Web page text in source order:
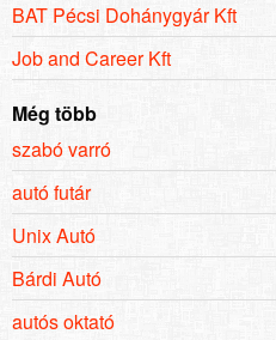
BAT Pécsi Dohánygyár Kft
Job and Career Kft
Még több
szabó varró
autó futár
Unix Autó
Bárdi Autó
autós oktató